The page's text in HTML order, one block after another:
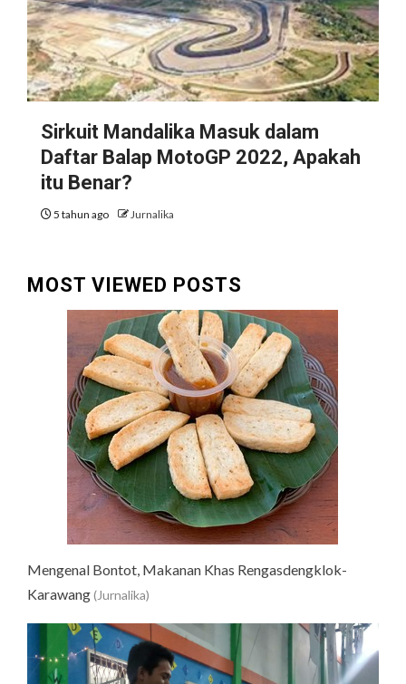
Sirkuit Mandalika Masuk dalam
Daftar Balap MotoGP 2022, Apakah
itu Benar?
5 tahun ago Jurnalika
MOST VIEWED POSTS
Mengenal Bontot, Makanan Khas Rengasdengklok-
Karawang(Jurnalika)